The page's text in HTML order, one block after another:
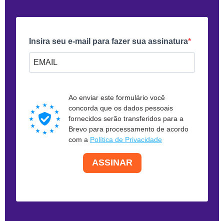
Insira seu e-mail para fazer sua assinatura
Ao enviar este formulário você
concorda que os dados pessoais
fornecidos serão transferidos para a
Brevo para processamento de acordo
com a Política de Privacidade
ASSINAR